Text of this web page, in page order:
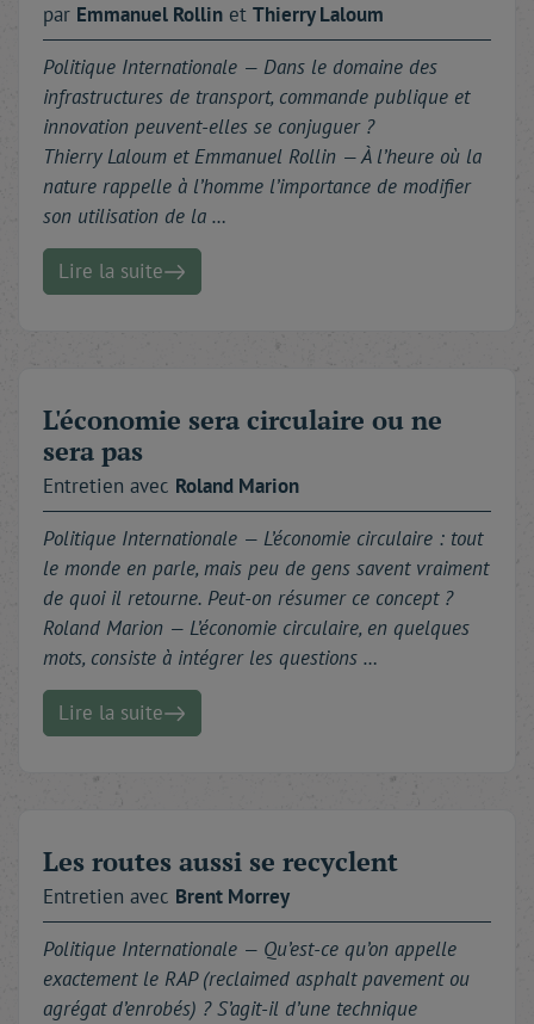
par Emmanuel Rollin et ThierryLaloum
Politique Internationale — Dans le domaine des
infrastructures de transport, commande publique et
innovation peuvent-elles se conjuguer ?
Thierry Laloum et Emmanuel Rollin — À l’heure où la
nature rappelle à l’homme l’importance de modifier
son utilisation de la …
Lire la suite
L'économie sera circulaire ou ne
sera pas
Entretien avec Roland Marion
Politique Internationale — L’économie circulaire : tout
le monde en parle, mais peu de gens savent vraiment
de quoi il retourne. Peut-on résumer ce concept ?
Roland Marion — L’économie circulaire, en quelques
mots, consiste à intégrer les questions …
Lire la suite
Les routes aussi se recyclent
Entretien avec Brent Morrey
Politique Internationale — Qu’est-ce qu’on appelle
exactement le RAP (reclaimed asphalt pavement ou
agrégat d’enrobés) ? S’agit-il d’une technique